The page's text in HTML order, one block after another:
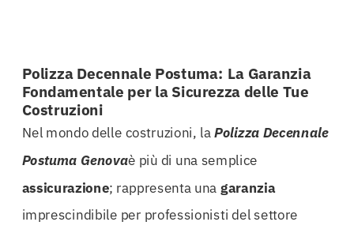
Polizza Decennale Postuma: La Garanzia
Fondamentale per la Sicurezza delle Tue
Costruzioni
Nel mondo delle costruzioni, laPolizza Decennale
Postuma Genovaè più di una semplice
assicurazione; rappresenta una garanzia
imprescindibile per professionisti del settore